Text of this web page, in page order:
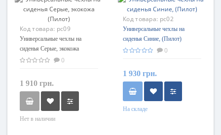
Код товара: pc09
Универсальные чехлы на
сиденья Серые, экокожа
(Пилот)
0
1 910 грн.
Нет в наличии
Код товара: pc02
Универсальные чехлы на
сиденья Синие, (Пилот)
0
1 930 грн.
На складе